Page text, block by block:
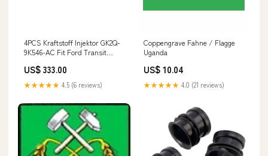
4PCS Kraftstoff Injektor GK2Q-
9K546-AC Fit Ford Transit
Hyundai Car Sensors
US$ 333.00
★★★★★ 4.5 (6 reviews)
Coppengrave Fahne / Flagge
Uganda
US$ 10.04
★★★★★ 4.0 (21 reviews)